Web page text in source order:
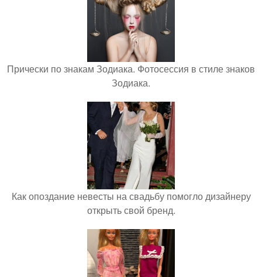
Прически по знакам Зодиака. Фотосессия в стиле знаков
Зодиака.
Как опоздание невесты на свадьбу помогло дизайнеру
открыть свой бренд.